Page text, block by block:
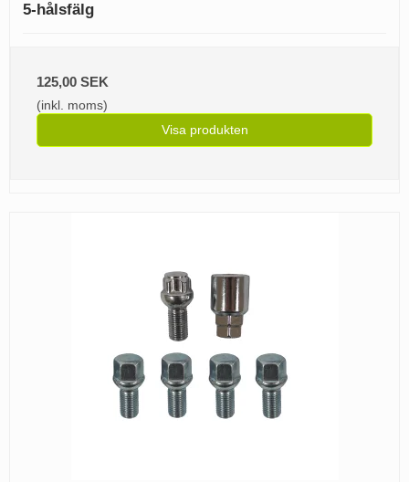
5-hålsfälg
125,00 SEK
(inkl. moms)
Visa produkten